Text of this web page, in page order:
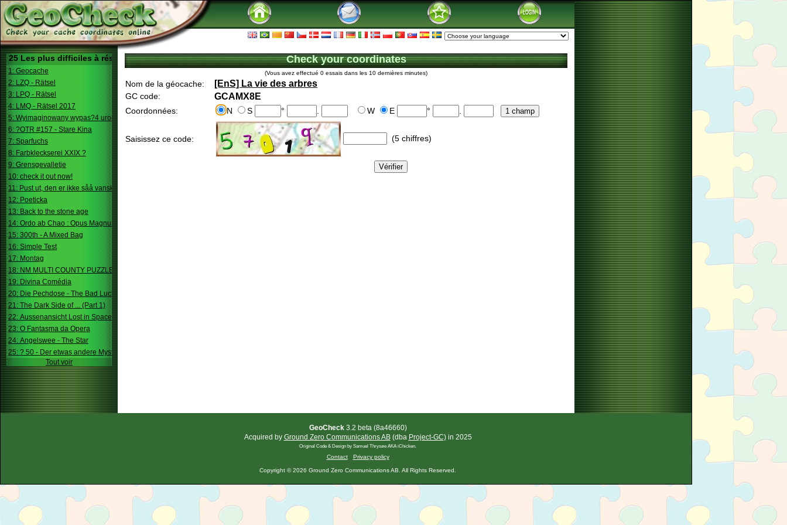
25 Les plus difficiles à résoudre
1: Geocache
2: LZQ - Rätsel
3: LPQ - Rätsel
4: LMQ - Rätsel 2017
5: Wyimaginowany wypas?4 urodziny
6: ?OTR #157 - Stare Kina
7: Sparfuchs
8: Farbkleckserei XXIX ?
9: Grensgevalletje
10: check it out now!
11: Pust ut, den er ikke såå vanskelig.
12: Poeticka
13: Back to the stone age
14: Ordo ab Chao : Opus Magnum
15: 300th - A Mixed Bag
16: Simple Test
17: Montag
18: NM MULTI COUNTY PUZZLE
19: Divina Comédia
20: Die Pechdose - The Bad Luck Box
21: The Dark Side of ... (Part 1)
22: Aussenansicht Lost in Space
23: O Fantasma da Opera
24: Angelswee - The Star
25: ? 50 - Der etwas andere Mystery
Tout voir
Check your coordinates
(Vous avez effectué 0 essais dans les 10 dernières minutes)
Nom de la géocache: [EnS] La vie des arbres
GC code: GCAMX8E
Coordonnées: N S ° W E °
Saisissez ce code: (5 chiffres)
GeoCheck3.2 beta (8a46660)
Acquired by Ground Zero Communications AB(dba Project-GC)in 2025
Original Code & Design by Samuel Thrysøe AKA iChicken.
Contact Privacy policy
Copyright © 2026 Ground Zero Communications AB. All Rights Reserved.